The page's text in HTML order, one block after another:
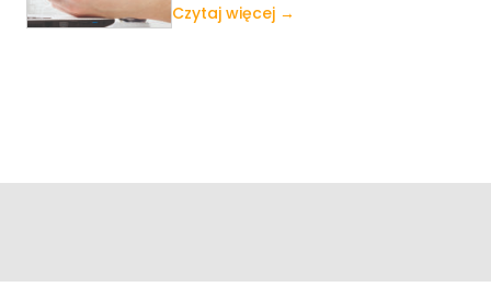
Czytaj więcej →